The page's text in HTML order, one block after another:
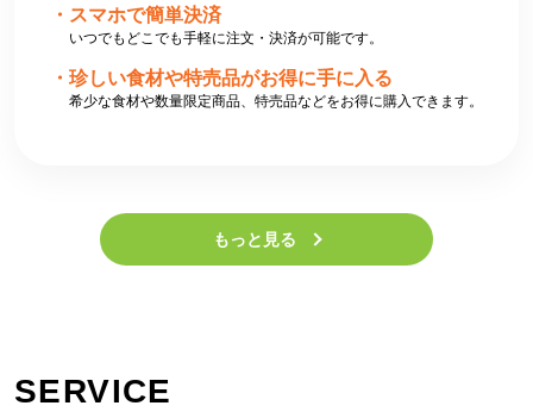
スマホで簡単決済
いつでもどこでも手軽に注文・決済が可能です。
珍しい食材や特売品がお得に手に入る
希少な食材や数量限定商品、特売品などをお得に購入できます。
もっと見る
SERVICE